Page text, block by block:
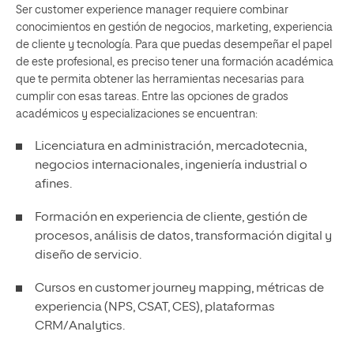
Ser customer experience manager requiere combinar
conocimientos en gestión de negocios, marketing, experiencia
de cliente y tecnología. Para que puedas desempeñar el papel
de este profesional, es preciso tener una formación académica
que te permita obtener las herramientas necesarias para
cumplir con esas tareas. Entre las opciones de grados
académicos y especializaciones se encuentran:
Licenciatura en administración, mercadotecnia,
negocios internacionales, ingeniería industrial o
afines.
Formación en experiencia de cliente, gestión de
procesos, análisis de datos, transformación digital y
diseño de servicio.
Cursos en customer journey mapping, métricas de
experiencia (NPS, CSAT, CES), plataformas
CRM/Analytics.